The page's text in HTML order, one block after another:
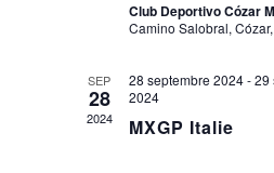
Club Deportivo Cózar
Camino Salobral,
SEP
28
2024
28 septembre 2024-29
2024
MXGP Italie